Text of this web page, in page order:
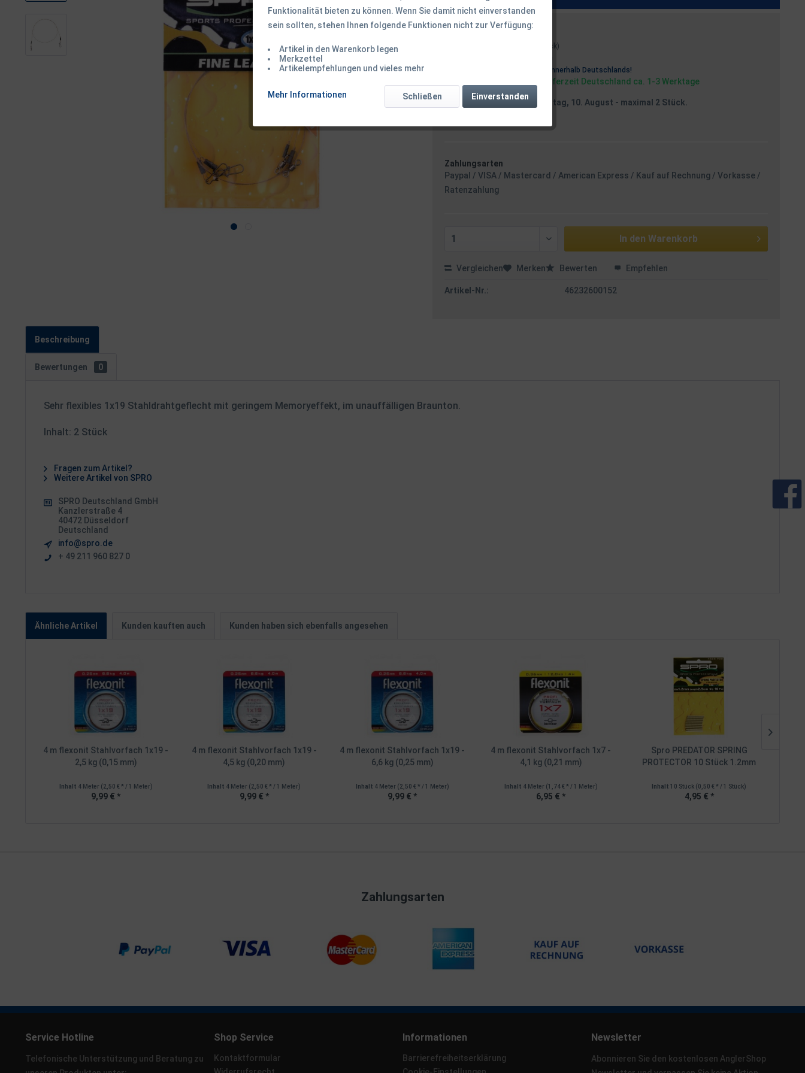
2,99 € *
2 Stück (1,50 € * / 1 Stück)
innerhalb Deutschlands!
Sofort versandfertig, Lieferzeit Deutschland ca. 1-3 Werktage
Versand am Montag, 10. August - maximal 2 Stück.
Zahlungsarten
Paypal / VISA / Mastercard / American Express / Kauf auf Rechnung / Vorkasse /
Ratenzahlung
In den Warenkorb
Vergleichen Merken Bewerten Empfehlen
Artikel-Nr.: 46232600152
Beschreibung
Bewertungen 0
Sehr flexibles 1x19 Stahldrahtgeflecht mit geringem Memoryeffekt, im unauffälligen Braunton.
Inhalt: 2 Stück
Fragen zum Artikel?
Weitere Artikel von SPRO
SPRO Deutschland GmbH
Kanzlerstraße 4
40472 Düsseldorf
Deutschland
info@spro.de
+ 49 211 960 827 0
Ähnliche Artikel Kunden kauften auch Kunden haben sich ebenfalls angesehen
4 m flexonit Stahlvorfach 1x19 -
2,5 kg (0,15 mm)
Inhalt 4 Meter (2,50 € * / 1 Meter)
9,99 € *
4 m flexonit Stahlvorfach 1x19 -
4,5 kg (0,20 mm)
Inhalt 4 Meter (2,50 € * / 1 Meter)
9,99 € *
4 m flexonit Stahlvorfach 1x19 -
6,6 kg (0,25 mm)
Inhalt 4 Meter (2,50 € * / 1 Meter)
9,99 € *
4 m flexonit Stahlvorfach 1x7 -
4,1 kg (0,21 mm)
Inhalt 4 Meter (1,74 € * / 1 Meter)
6,95 € *
Spro PREDATOR SPRING
PROTECTOR 10 Stück 1.2mm
Inhalt10 Stück (0,50 € * / 1 Stück)
4,95 € *
Zahlungsarten
Service Hotline
Telefonische Unterstützung und Beratung zu
Shop Service
Kontaktformular
Informationen
Barrierefreiheitserklärung
Newsletter
Abonnieren Sie den kostenlosen AnglerShop
Funktionalität bieten zu können. Wenn Sie damit nicht einverstanden
sein sollten, stehen Ihnen folgende Funktionen nicht zur Verfügung:
Artikel in den Warenkorb legen
Merkzettel
Artikelempfehlungen und vieles mehr
Mehr Informationen Einverstanden
Schließen